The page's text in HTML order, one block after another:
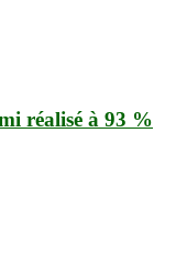
réalisé à 93 %